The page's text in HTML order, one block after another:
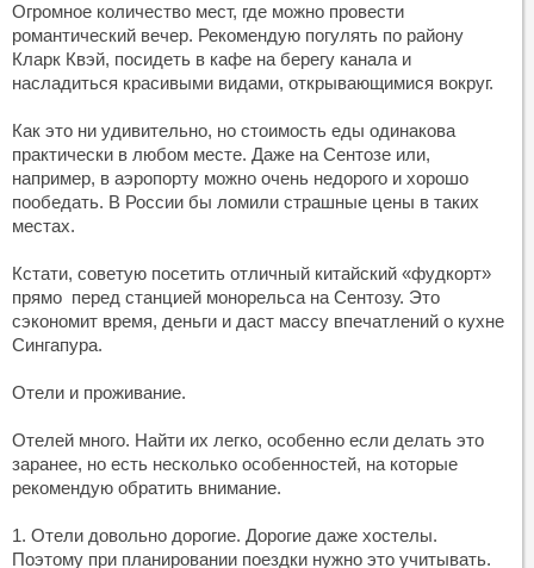
Огромное количество мест, где можно провести
романтический вечер. Рекомендую погулять по району
Кларк Квэй, посидеть в кафе на берегу канала и
насладиться красивыми видами, открывающимися вокруг.
Как это ни удивительно, но стоимость еды одинакова
практически в любом месте. Даже на Сентозе или,
например, в аэропорту можно очень недорого и хорошо
пообедать. В России бы ломили страшные цены в таких
местах.
Кстати, советую посетить отличный китайский «фудкорт»
прямо перед станцией монорельса на Сентозу. Это
сэкономит время, деньги и даст массу впечатлений о кухне
Сингапура.
Отели и проживание.
Отелей много. Найти их легко, особенно если делать это
заранее, но есть несколько особенностей, на которые
рекомендую обратить внимание.
1. Отели довольно дорогие. Дорогие даже хостелы.
Поэтому при планировании поездки нужно это учитывать.